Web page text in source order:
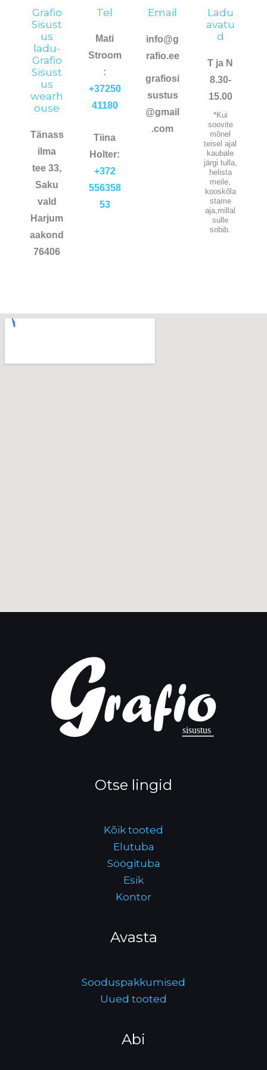
Grafio
Sisust
us
ladu-
Grafio
Sisust
us
wearh
ouse
Tänass
ilma
tee 33,
Saku
vald
Harjum
aakond
76406
Tel
Mati
Stroom
:
+37250
41180
Tiina
Holter:
+372
556358
53
Email
info@g
rafio.ee
grafiosi
sustus
@gmail
.com
Ladu
avatu
d
T ja N
8.30-
15.00
*Kui
soovite
mõnel
teisel ajal
kaubale
järgi tulla,
helista
meile,
kooskõla
stame
aja,millal
sulle
sobib.
Otse lingid
Kõik tooted
Elutuba
Söögituba
Esik
Kontor
Avasta
Sooduspakkumised
Uued tooted
Abi